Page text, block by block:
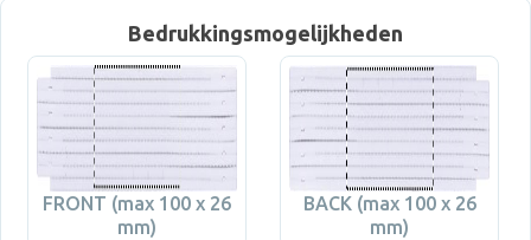
Bedrukkingsmogelijkheden
FRONT (max 100 x 26
mm)
BACK (max 100 x 26
mm)